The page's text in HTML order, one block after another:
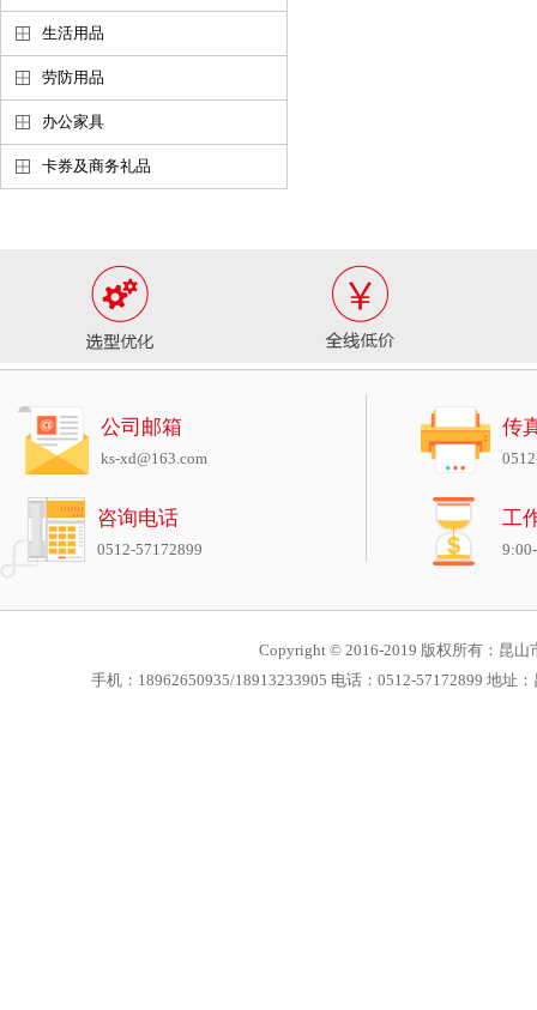
生活用品
劳防用品
办公家具
卡券及商务礼品
公司邮箱
ks-xd@163.com
咨询电话
0512-57172899
传
工
Copyright © 2016-2019 版权所有：昆山
手机：18962650935/18913233905 电话：0512-57172899 地址